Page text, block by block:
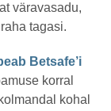
väravasadu,
tagasi.
Betsafe’i
korral
kohal